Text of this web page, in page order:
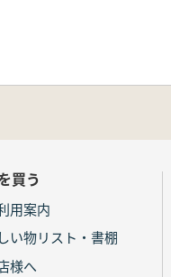
買う
用案内
い物リスト・書棚
様へ